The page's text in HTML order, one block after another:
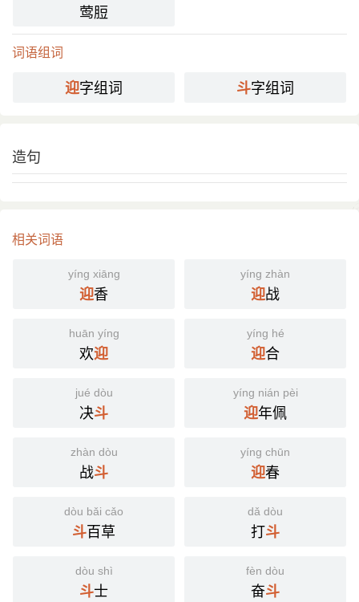
莺脰
词语组词
迎字组词 斗字组词
造句
相关词语
yíng xiāng
迎香
yíng zhàn
迎战
huān yíng
欢迎
yíng hé
迎合
jué dòu
决斗
yíng nián pèi
迎年佩
zhàn dòu
战斗
yíng chūn
迎春
dòu bǎi cǎo
斗百草
dǎ dòu
打斗
dòu shì
斗士
fèn dòu
奋斗